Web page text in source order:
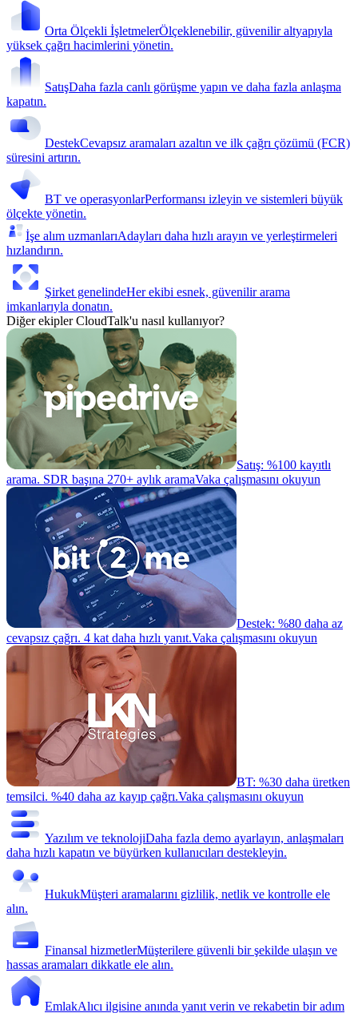
Orta Ölçekli İşletmelerÖlçeklenebilir, güvenilir altyapıyla
yüksek çağrı hacimlerini yönetin.
SatışDaha fazla canlı görüşme yapın ve daha fazla anlaşma
kapatın.
DestekCevapsız aramaları azaltın ve ilk çağrı çözümü (FCR)
süresini artırın.
BT ve operasyonlarPerformansı izleyin ve sistemleri büyük
ölçekte yönetin.
İşe alım uzmanlarıAdayları daha hızlı arayın ve yerleştirmeleri
hızlandırın.
Şirket genelindeHer ekibi esnek, güvenilir arama
imkanlarıyla donatın.
Diğer ekipler CloudTalk'u nasıl kullanıyor?
Satış: %100 kayıtlı
arama. SDR başına 270+ aylık aramaVaka çalışmasını okuyun
Destek: %80 daha az
cevapsız çağrı. 4 kat daha hızlı yanıt.Vaka çalışmasını okuyun
BT: %30 daha üretken
temsilci. %40 daha az kayıp çağrı.Vaka çalışmasını okuyun
Yazılım ve teknolojiDaha fazla demo ayarlayın, anlaşmaları
daha hızlı kapatın ve büyürken kullanıcıları destekleyin.
HukukMüşteri aramalarını gizlilik, netlik ve kontrolle ele
alın.
Finansal hizmetlerMüşterilere güvenli bir şekilde ulaşın ve
hassas aramaları dikkatle ele alın.
EmlakAlıcı ilgisine anında yanıt verin ve rekabetin bir adım